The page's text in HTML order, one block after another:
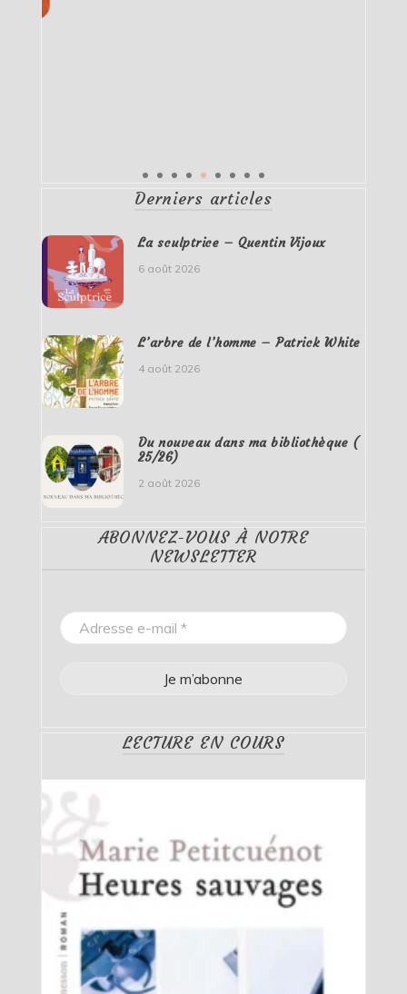
Derniers articles
La sculptrice – Quentin Vijoux
6 août 2026
L’arbre de l’homme – Patrick White
4 août 2026
Du nouveau dans ma bibliothèque (
25/26)
2 août 2026
ABONNEZ-VOUS À NOTRE
NEWSLETTER
LECTURE EN COURS